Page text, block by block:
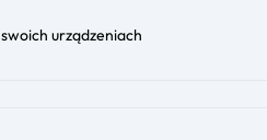
urządzeniach